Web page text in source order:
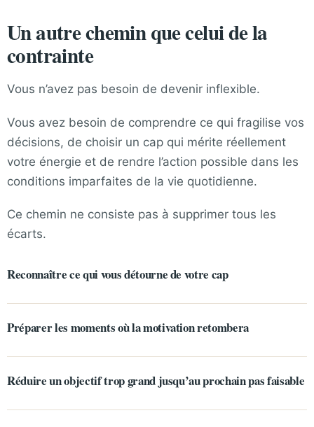
Un autre chemin que celui de la
contrainte
Vous n’avez pas besoin de devenir inflexible.
Vous avez besoin de comprendre ce qui fragilise vos
décisions, de choisir un cap qui mérite réellement
votre énergie et de rendre l’action possible dans les
conditions imparfaites de la vie quotidienne.
Ce chemin ne consiste pas à supprimer tous les
écarts.
Reconnaître ce qui vous détourne de votre cap
Préparer les moments où la motivation retombera
Réduire un objectif trop grand jusqu’au prochain pas faisable